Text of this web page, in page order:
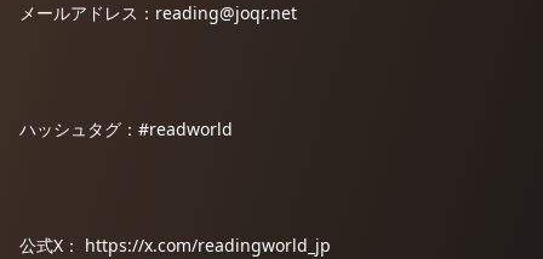
メールアドレス：reading@joqr.net
ハッシュタグ：#readworld
公式X： ⁠https://x.com/readingworld_jp